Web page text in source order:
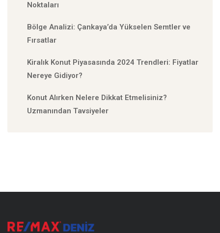
Noktaları
Bölge Analizi: Çankaya’da Yükselen Semtler ve
Fırsatlar
Kiralık Konut Piyasasında 2024 Trendleri: Fiyatlar
Nereye Gidiyor?
Konut Alırken Nelere Dikkat Etmelisiniz?
Uzmanından Tavsiyeler